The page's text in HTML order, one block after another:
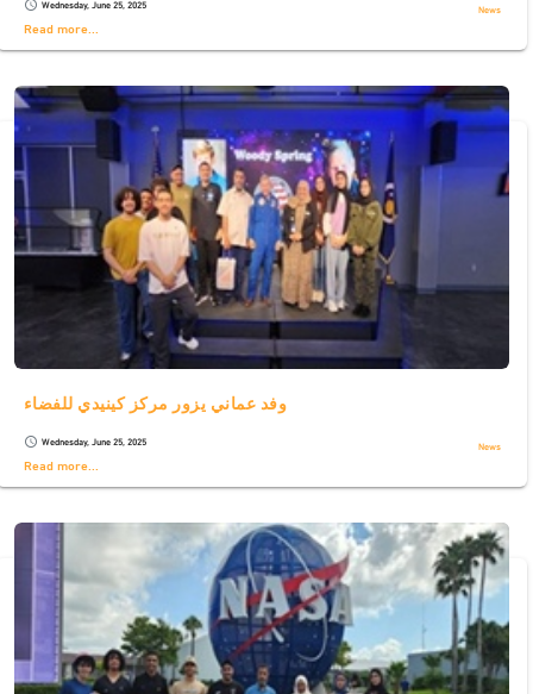
schedule Wednesday, June 25, 2025 News
Read more...
وفد عماني يزور مركز كينيدي للفضاء
schedule Wednesday, June 25, 2025 News
Read more...